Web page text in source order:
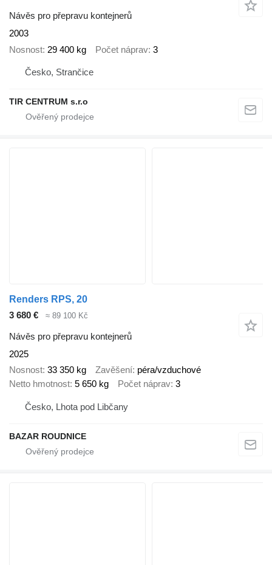
Návěs pro přepravu kontejnerů
2003
Nosnost 29 400 kg Počet náprav 3
Česko, Strančice
TIR CENTRUM s.r.o
Renders RPS, 20
3 680 €
≈ 89 100 Kč
Návěs pro přepravu kontejnerů
2025
Nosnost 33 350 kg Zavěšení péra/vzduchové
Netto hmotnost 5 650 kg Počet náprav 3
Česko, Lhota pod Libčany
BAZAR ROUDNICE